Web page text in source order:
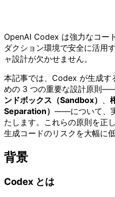
OpenAI Codex は強力なコー
ダクション環境で安全に活用
ャ設計が欠かせません。
本記事では、Codex が生成す
めの 3 つの重要な設計原則
ンドボックス（Sandbox） 、
Separation） ——について、
たします。これらの原則を正
生成コードのリスクを大幅に
背景
Codex とは